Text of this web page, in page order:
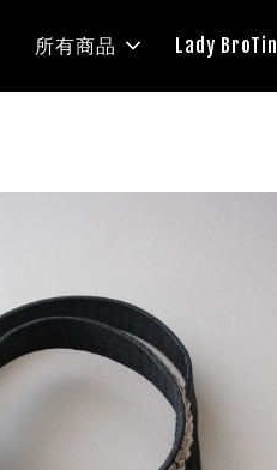
所有商品 Lady BroTin